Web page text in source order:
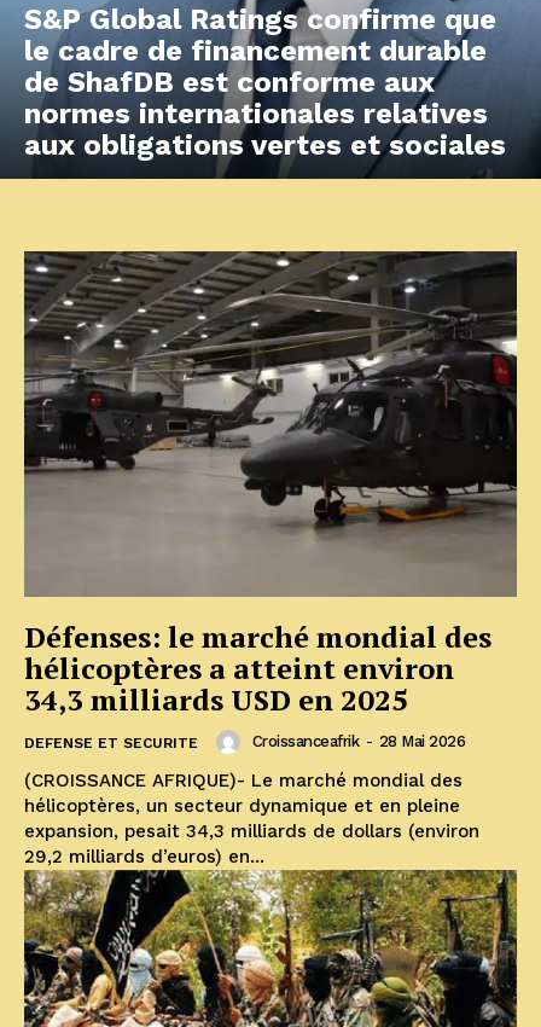
S&P Global Ratings confirme que
le cadre de financement durable
de ShafDB est conforme aux
normes internationales relatives
aux obligations vertes et sociales
Défenses: le marché mondial des
hélicoptères a atteint environ
34,3 milliards USD en 2025
DEFENSE ET SECURITE Croissanceafrik - 28 Mai 2026
(CROISSANCE AFRIQUE)- Le marché mondial des
hélicoptères, un secteur dynamique et en pleine
expansion, pesait 34,3 milliards de dollars (environ
29,2 milliards d’euros) en...